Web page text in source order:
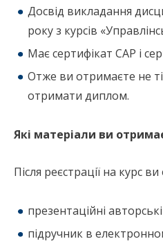
Досвід викладання
року з курсів
Має сертифікат CAP і
Отже ви отримаєте не
отримати диплом.
Які матеріали ви
Після реєстрації на курс
презентаційні
підручник в